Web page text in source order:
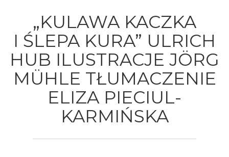
Karmińska
Wojewódzka
Biblioteka
Publiczna
„KULAWA KACZKA
I ŚLEPA KURA” ULRICH
HUB ILUSTRACJE JÖRG
MÜHLE TŁUMACZENIE
ELIZA PIECIUL-
KARMIŃSKA